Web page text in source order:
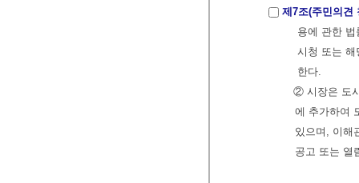
제7조(주민의견
용에 관한 법
시청 또는 해
한다.
② 시장은 도
에 추가하여
있으며, 이해
공고 또는 열